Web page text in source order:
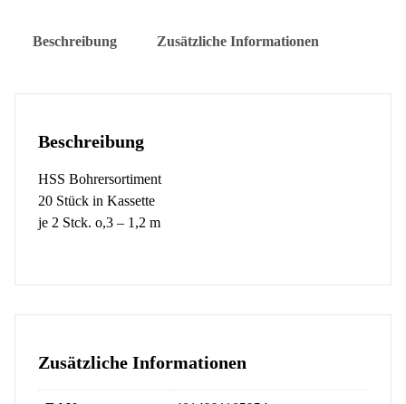
Beschreibung Zusätzliche Informationen
Beschreibung
HSS Bohrersortiment
20 Stück in Kassette
je 2 Stck. o,3 – 1,2 m
Zusätzliche Informationen